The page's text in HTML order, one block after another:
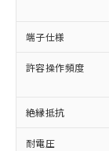
端子仕様
許容操作頻度
絶縁抵抗
耐電圧
以下の
ご利用く
(
対応予
非含有
定はあり
非含有
非該当
害物質
仕入先
※1 中
「○」：
基準値
「×」